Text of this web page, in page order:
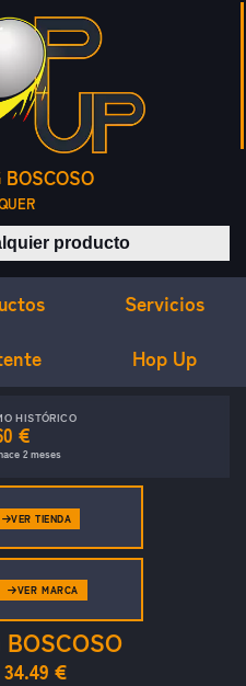
BOSCOSO
Buscar productos
Servicios
Hop Up
HISTÓRICO
€
2 meses
VER TIENDA
BOSCOSO
34.49 €
VER MARCA